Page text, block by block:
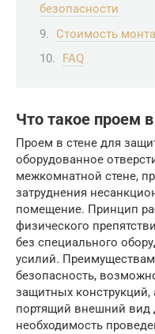
безопасности
Стоимость
FAQ
Что такое проем
Проем в стене для
оборудованное
межкомнатной стене,
затруднения
помещение. Принцип
физического
без специального
усилий.
безопасность,
защитных
портящий внешний вид
необходимость